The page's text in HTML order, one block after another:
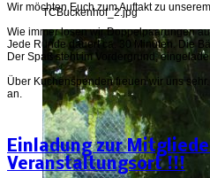
TCBuckenhof_2.jpg
Wir möchten Euch zum Auftakt zu unserem
Wie immer losen wir Doppelpaarungen
Jede Runde dauert ca. 30 Minuten. Die
Der Spaß steht im Vordergrund,
Über Kuchenspenden freuen wir uns
an.
Einladung zur
Veranstaltungsort !!!